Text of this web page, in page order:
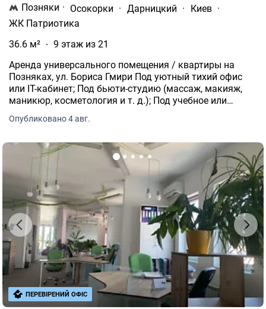
Позняки · Осокорки · Дарницкий · Киев ·
ЖК Патриотика
36.6 м²
9 этаж из 21
Аренда универсального помещения / квартиры на
Позняках, ул. Бориса Гмири Под уютный тихий офис
или IT-кабинет; Под бьюти-студию (массаж, макияж,
маникюр, косметология и т. д.); Под учебное или
Осокорки (1015 минут пешком) Общая площадь: 36, 6
Опубликовано 4 авг.
ПЕРЕВІРЕНИЙ ОФІС